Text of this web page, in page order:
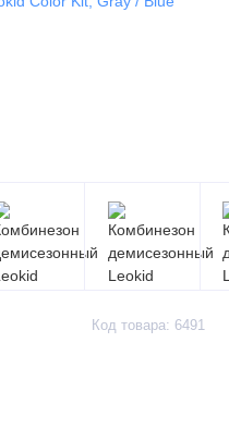
Код товара: 6491